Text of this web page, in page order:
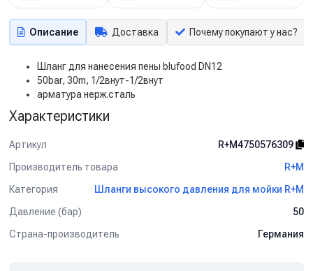
Описание Доставка Почему покупают у нас?
Шланг для нанесения пены blufood DN12
50bar, 30m, 1/2внут-1/2внут
арматура нерж.сталь
Характеристики
Артикул
R+M4750576309
Производитель товара
R+M
Категория
Шланги высокого давления для мойки R+M
Давление (бар)
50
Страна-производитель
Германия